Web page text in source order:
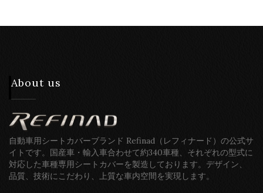
About us
自動車用シートカバーブランド Refinad（レフィナード）の公式サ
イトです。国産車・輸入車合わせて約340車種、それぞれの型式に
対応した車種専用シートカバーを製造しております。デザイン、
品質、技術にこだわり、上質な車内空間を実現します。